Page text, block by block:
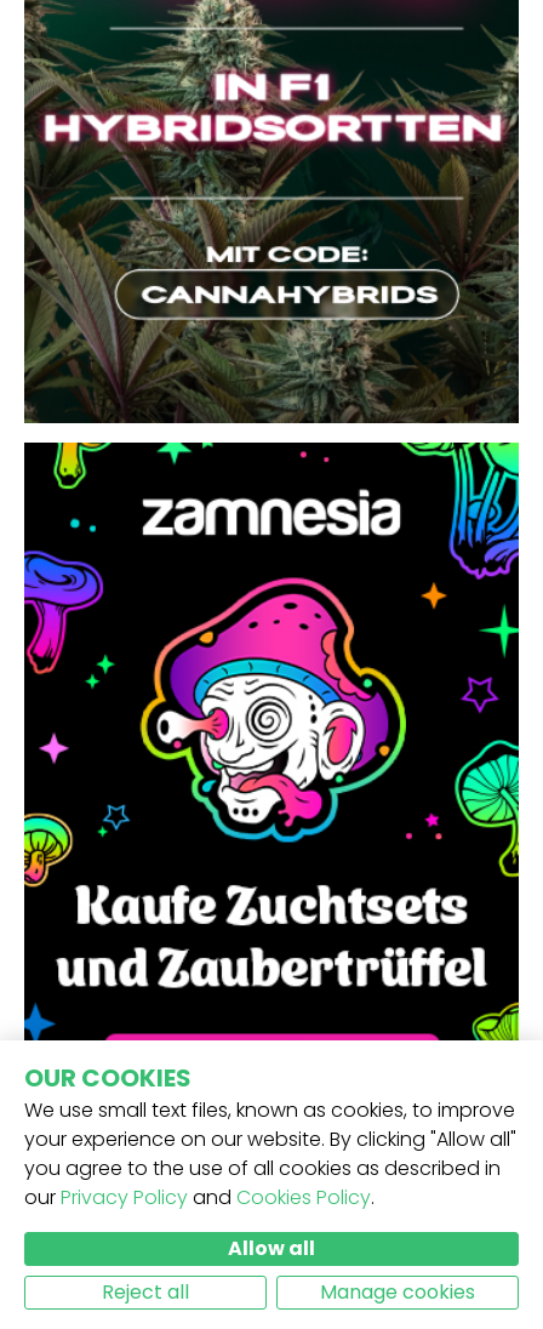
OUR COOKIES
We use small text files, known as cookies, to improve
your experience on our website. By clicking "Allow all"
you agree to the use of all cookies as described in
ourPrivacy Policyand Cookies Policy.
Allow all
Reject all
Manage cookies